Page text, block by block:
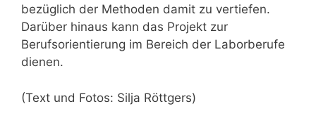
bezüglich der Methoden damit zu vertiefen.
Darüber hinaus kann das Projekt zur
Berufsorientierung im Bereich der Laborberufe
dienen.
(Text und Fotos: Silja Röttgers)